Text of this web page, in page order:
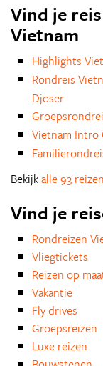
Vind je
Vietnam
Highlights
Rondreis
Djoser
Vietnam Intro
Bekijkalle 93
Vind je
Rondreizen
Vliegtickets
Reizen op
Vakantie
Fly drives
Groepsreizen
Luxe reizen